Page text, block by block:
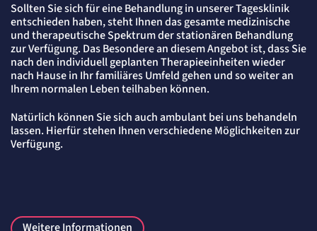
Sollten Sie sich für eine Behandlung in unserer Tagesklinik
entschieden haben, steht Ihnen das gesamte medizinische
und therapeutische Spektrum der stationären Behandlung
zur Verfügung. Das Besondere an diesem Angebot ist, dass Sie
nach den individuell geplanten Therapieeinheiten wieder
nach Hause in Ihr familiäres Umfeld gehen und so weiter an
Ihrem normalen Leben teilhaben können.
Natürlich können Sie sich auch ambulant bei uns behandeln
lassen. Hierfür stehen Ihnen verschiedene Möglichkeiten zur
Verfügung.
Weitere Informationen